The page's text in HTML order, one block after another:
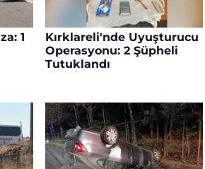
1
Kırklareli'nde Uyuşturucu
Operasyonu: 2 Şüpheli
Tutuklandı